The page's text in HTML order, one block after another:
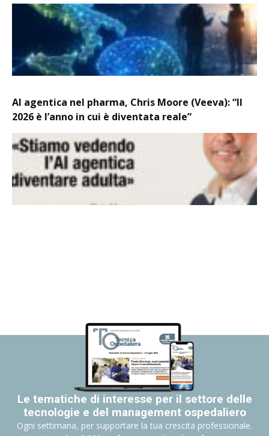
AI agentica nel pharma, Chris Moore (Veeva): “Il
2026 è l’anno in cui è diventata reale”
Le tematiche di interesse per il settore delle
tecnologie e del management ospedaliero
Ogni settimana, per supportare la tua crescita professionale.